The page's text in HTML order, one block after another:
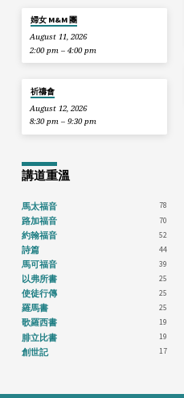
婦女 M&M 團
August 11, 2026
2:00 pm – 4:00 pm
祈禱會
August 12, 2026
8:30 pm – 9:30 pm
講道重溫
馬太福音 78
路加福音 70
約翰福音 52
詩篇 44
馬可福音 39
以弗所書 25
使徒行傳 25
羅馬書 25
歌羅西書 19
腓立比書 19
創世記 17